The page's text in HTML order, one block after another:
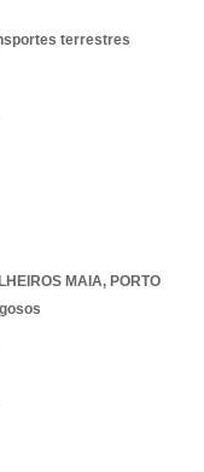
terrestres
MAIA, PORTO